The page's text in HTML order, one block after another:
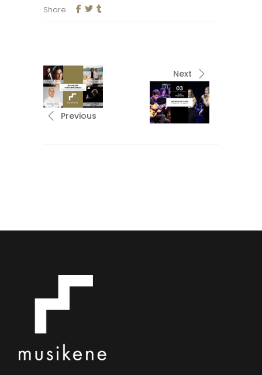
Share
Previous
Next